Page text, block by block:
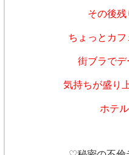
その後残
ちょっとカ
街ブラで
気持ちが盛り
ホテ